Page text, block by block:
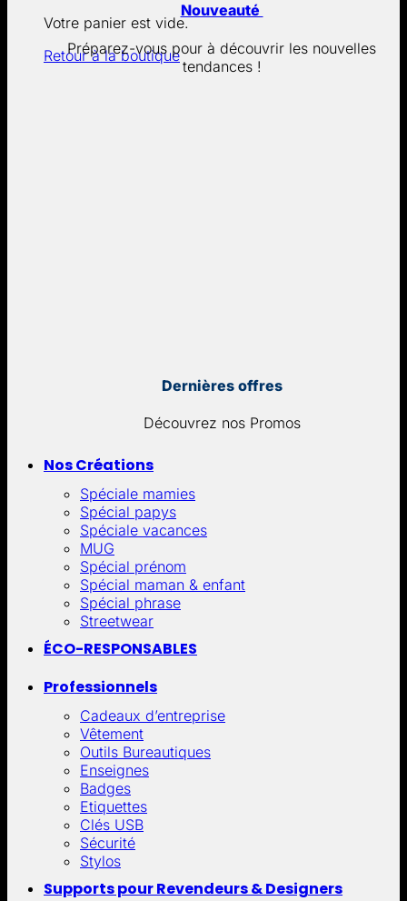
Votre panier est vide.
Retour à la boutique
Nouveauté
Préparez-vous pour à découvrir les nouvelles
tendances !
Dernières offres
Découvrez nos Promos
Nos Créations
Spéciale mamies
Spécial papys
Spéciale vacances
MUG
Spécial prénom
Spécial maman & enfant
Spécial phrase
Streetwear
ÉCO-RESPONSABLES
Professionnels
Cadeaux d’entreprise
Vêtement
Outils Bureautiques
Enseignes
Badges
Etiquettes
Clés USB
Sécurité
Stylos
Supports pour Revendeurs & Designers